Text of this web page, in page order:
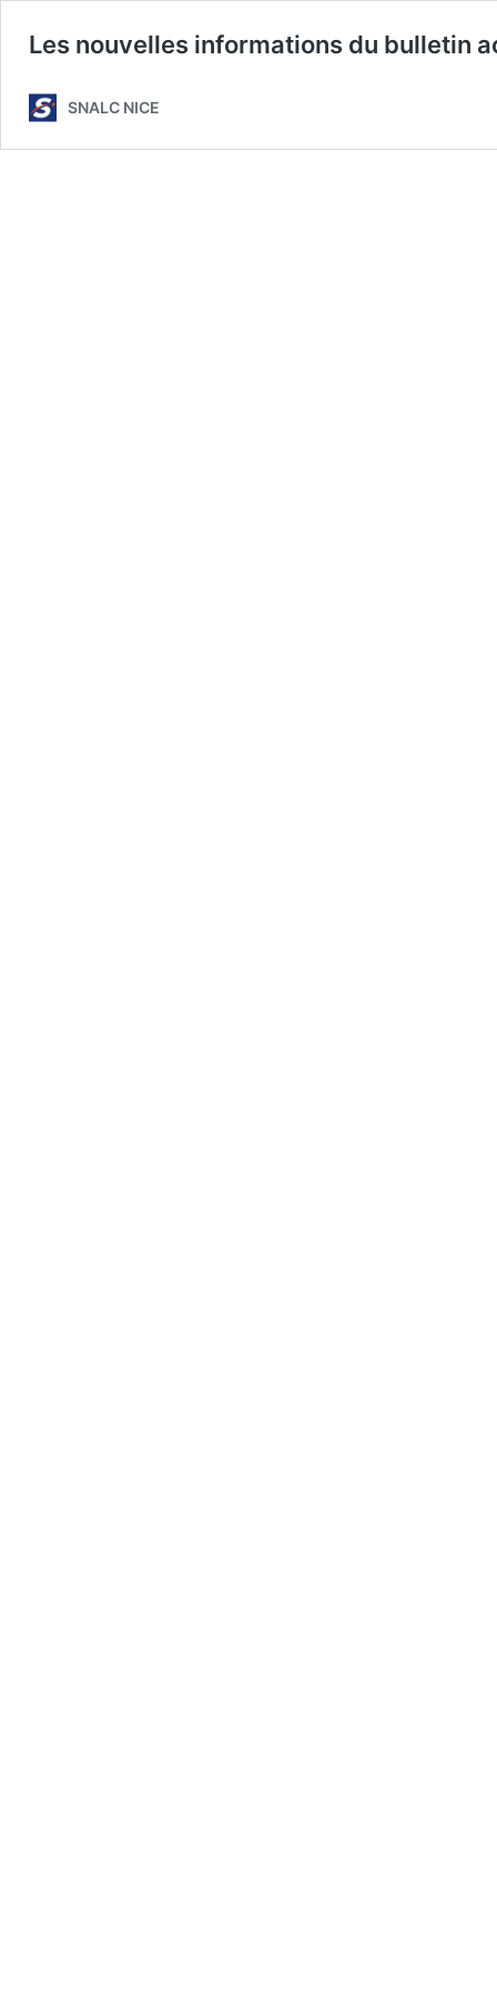
Les nouvelles informations du bulletin
SNALC NICE